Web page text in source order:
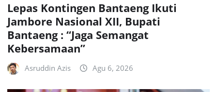
Lepas Kontingen Bantaeng Ikuti
Jambore Nasional XII, Bupati
Bantaeng : “Jaga Semangat
Kebersamaan”
Asruddin Azis Agu 6, 2026